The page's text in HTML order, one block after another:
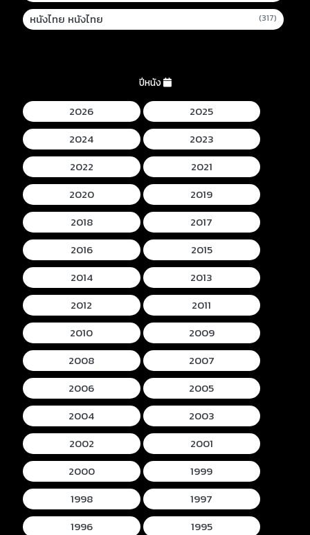
หนังไทย หนังไทย (317)
ปีหนัง
2026
2025
2024
2023
2022
2021
2020
2019
2018
2017
2016
2015
2014
2013
2012
2011
2010
2009
2008
2007
2006
2005
2004
2003
2002
2001
2000
1999
1998
1997
1996
1995